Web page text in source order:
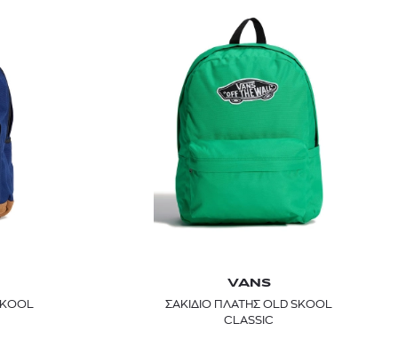
VANS
ΣΑΚΙΔΙΟ ΠΛΑΤΗΣ OLD SKOOL
CLASSIC